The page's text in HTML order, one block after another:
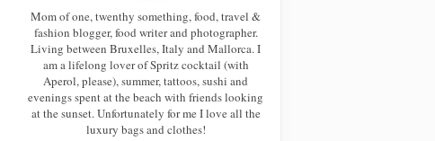
Mom of one, twenthy something, food, travel &
fashion blogger, food writer and photographer.
Living between Bruxelles, Italy and Mallorca. I
am a lifelong lover of Spritz cocktail (with
Aperol, please), summer, tattoos, sushi and
evenings spent at the beach with friends looking
at the sunset. Unfortunately for me I love all the
luxury bags and clothes!